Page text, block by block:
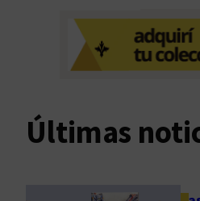
?
l
V
e
:
Últimas